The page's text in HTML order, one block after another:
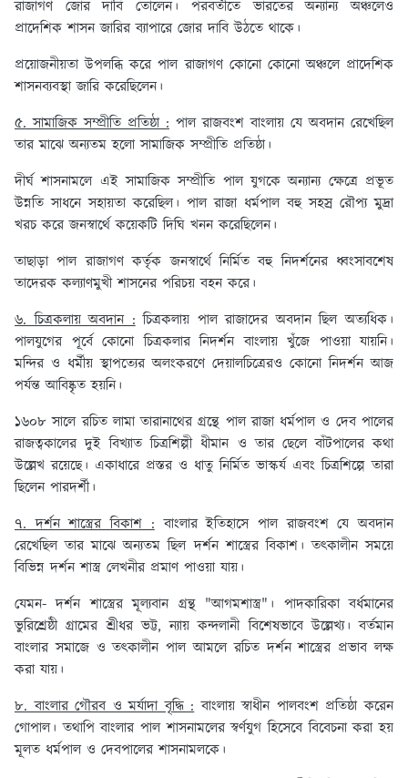
রাজাগণ জোর দাবি তোলেন। পরবর্তীতে ভারতের অন্যান্য অঞ্চলেও
প্রাদেশিক শাসন জারির ব্যাপারে জোর দাবি উঠতে থাকে।
প্রয়োজনীয়তা উপলব্ধি করে পাল রাজাগণ কোনো কোনো অঞ্চলে প্রাদেশিক
শাসনব্যবস্থা জারি করেছিলেন।
৫. সামাজিক সম্প্রীতি প্রতিষ্ঠা : পাল রাজবংশ বাংলায় যে অবদান রেখেছিল
তার মাঝে অন্যতম হলো সামাজিক সম্প্রীতি প্রতিষ্ঠা।
দীর্ঘ শাসনামলে এই সামাজিক সম্প্রীতি পাল যুগকে অন্যান্য ক্ষেত্রে প্রভূত
উন্নতি সাধনে সহায়তা করেছিল। পাল রাজা ধর্মপাল বহু সহস্র রৌপ্য মুদ্রা
খরচ করে জনস্বার্থে কয়েকটি দিঘি খনন করেছিলেন।
তাছাড়া পাল রাজাগণ কর্তৃক জনস্বার্থে নির্মিত বহু নিদর্শনের ধ্বংসাবশেষ
তাদেরক কল্যাণমুখী শাসনের পরিচয় বহন করে।
৬. চিত্রকলায় অবদান :চিত্রকলায় পাল রাজাদের অবদান ছিল অত্যধিক।
পালযুগের পূর্বে কোনো চিত্রকলার নিদর্শন বাংলায় খুঁজে পাওয়া যায়নি।
মন্দির ও ধর্মীয় স্থাপত্যের অলংকরণে দেয়ালচিত্রেরও কোনো নিদর্শন আজ
পর্যন্ত আবিষ্কৃত হয়নি।
১৬০৮ সালে রচিত লামা তারানাথের গ্রন্থে পাল রাজা ধর্মপাল ও দেব পালের
রাজত্বকালের দুই বিখ্যাত চিত্রশিল্পী ধীমান ও তার ছেলে বাঁটপালের কথা
উল্লেখ রয়েছে। একাধারে প্রস্তর ও ধাতু নির্মিত ভাস্কর্য এবং চিত্রশিল্পে তারা
ছিলেন পারদর্শী।
৭. দর্শন শাস্ত্রের বিকাশ :বাংলার ইতিহাসে পাল রাজবংশ যে অবদান
রেখেছিল তার মাঝে অন্যতম ছিল দর্শন শাস্ত্রের বিকাশ। তৎকালীন সময়ে
বিভিন্ন দর্শন শাস্ত্র লেখনীর প্রমাণ পাওয়া যায়।
যেমন- দর্শন শাস্ত্রের মূল্যবান গ্রন্থ "আগমশাস্ত্র"। পাদকারিকা বর্ধমানের
ভুরিশ্রেষ্ঠী গ্রামের শ্রীধর ভট্ট, ন্যায় কন্দলানী বিশেষভাবে উল্লেখ্য। বর্তমান
বাংলার সমাজে ও তৎকালীন পাল আমলে রচিত দর্শন শাস্ত্রের প্রভাব লক্ষ
করা যায়।
৮. বাংলার গৌরব ও মর্যাদা বৃদ্ধি :বাংলায় স্বাধীন পালবংশ প্রতিষ্ঠা করেন
গোপাল। তথাপি বাংলার পাল শাসনামলের স্বর্ণযুগ হিসেবে বিবেচনা করা হয়
মূলত ধর্মপাল ও দেবপালের শাসনামলকে।